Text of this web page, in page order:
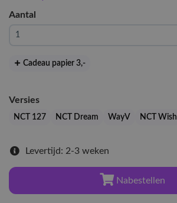
Aantal
Cadeau papier 3,-
Versies
NCT 127 NCT Dream WayV NCT Wish
Levertijd: 2-3 weken
Nabestellen